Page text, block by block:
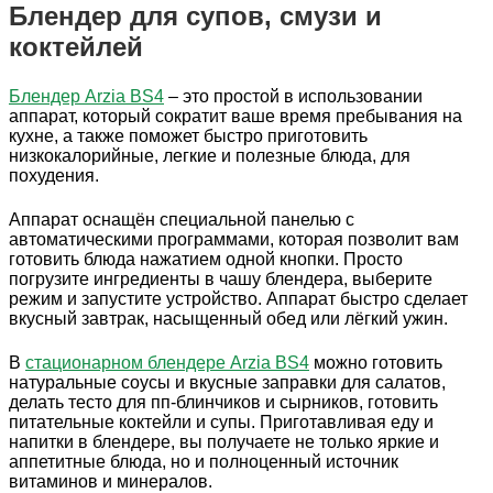
Блендер для супов, смузи и
коктейлей
Блендер Arzia BS4 – это простой в использовании
аппарат, который сократит ваше время пребывания на
кухне, а также поможет быстро приготовить
низкокалорийные, легкие и полезные блюда, для
похудения.
Аппарат оснащён специальной панелью с
автоматическими программами, которая позволит вам
готовить блюда нажатием одной кнопки. Просто
погрузите ингредиенты в чашу блендера, выберите
режим и запустите устройство. Аппарат быстро сделает
вкусный завтрак, насыщенный обед или лёгкий ужин.
В стационарном блендере Arzia BS4 можно готовить
натуральные соусы и вкусные заправки для салатов,
делать тесто для пп-блинчиков и сырников, готовить
питательные коктейли и супы. Приготавливая еду и
напитки в блендере, вы получаете не только яркие и
аппетитные блюда, но и полноценный источник
витаминов и минералов.